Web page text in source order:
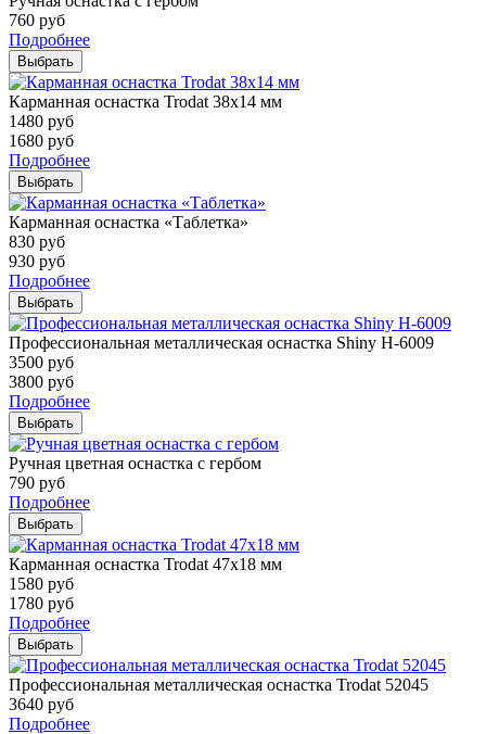
760 руб
Подробнее
Выбрать
Карманная оснастка Trodat 38х14 мм
1480 руб
1680 руб
Подробнее
Выбрать
Карманная оснастка «Таблетка»
830 руб
930 руб
Подробнее
Выбрать
Профессиональная металлическая оснастка Shiny H-6009
3500 руб
3800 руб
Подробнее
Выбрать
Ручная цветная оснастка с гербом
790 руб
Подробнее
Выбрать
Карманная оснастка Trodat 47х18 мм
1580 руб
1780 руб
Подробнее
Выбрать
Профессиональная металлическая оснастка Trodat 52045
3640 руб
Подробнее